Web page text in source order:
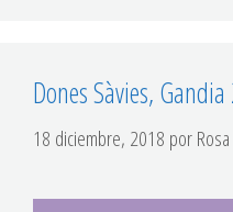
Dones Sàvies,
18 diciembre, 2018 por